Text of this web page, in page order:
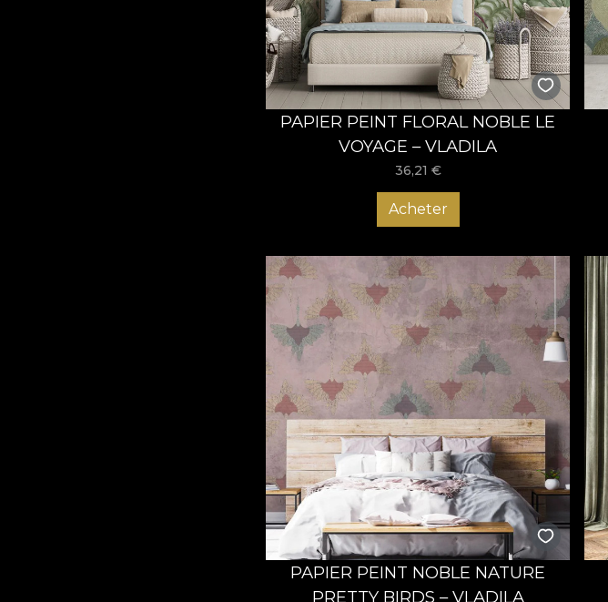
PAPIER PEINT FLORAL NOBLE LE
VOYAGE – VLADILA
36,21 €
Acheter
PAPIER PEINT NOBLE NATURE
PRETTY BIRDS – VLADILA